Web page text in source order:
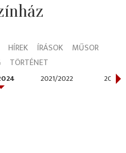
HÍREK ÍRÁSOK
MŰSOR
TÖRTÉNET
2021/2022 2019/